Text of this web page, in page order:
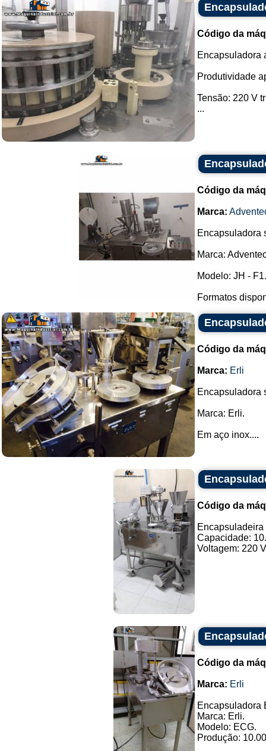
Código da
Encapsuladora
Produtividade
Tensão: 220 V
...
Código da
Marca:
Encapsuladora
Marca:
Modelo: JH - F1.
Formatos
Código da
Marca: Erli
Encapsuladora
Marca: Erli.
Em aço inox....
Código da
Capacidade:
Voltagem: 220
Código da
Marca: Erli
Encapsuladora
Marca: Erli.
Modelo: ECG.
Produção: